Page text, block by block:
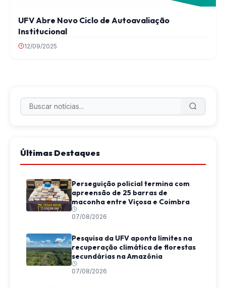
UFV Abre Novo Ciclo de Autoavaliação
Institucional
12/09/2025
Últimas Destaques
Perseguição policial termina com
apreensão de 25 barras de
maconha entre Viçosa e Coimbra
07/08/2026
Pesquisa da UFV aponta limites na
recuperação climática de florestas
secundárias na Amazônia
07/08/2026